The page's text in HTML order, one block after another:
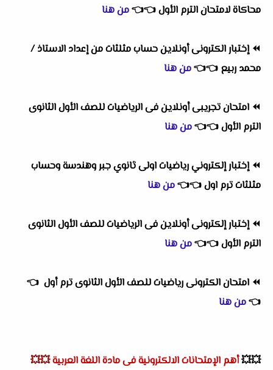
محاكاة لامتحان الترم الأول👈
👈من هنا
⏪إختبار الكترونى أونلاين حساب مثلثات من إعداد الاستاذ /
محمد ربيع 👈
👈من هنا
⏪ امتحان تجريبى أونلاين فى الرياضيات للصف الأول الثانوى
الترم الأول👈
👈من هنا
⏪إختبار إلكتروني رياضيات اولى ثانوي جبر وهندسة وحساب
مثلثات ترم اول👈
👈من هنا
⏪إختبار إلكترونى أونلاين فى الرياضيات للصف الأول الثانوى
الترم الأول👈
👈من هنا
⏪ امتحان الكترونى رياضيات للصف الأول الثانوى ترم أول 👈
👈من هنا
💥💥أهم الإمتحانات الالكترونية فى مادة اللغة العربية💥💥